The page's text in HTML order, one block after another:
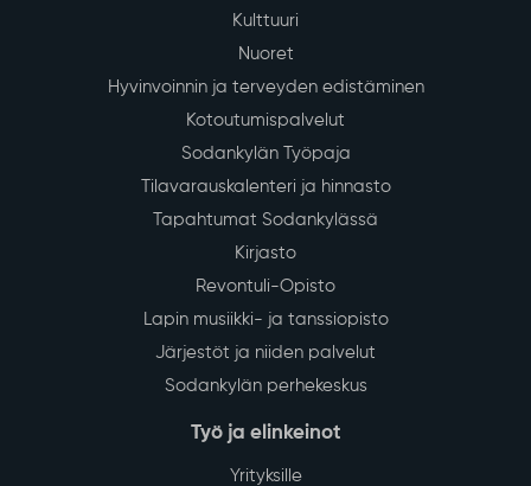
Kulttuuri
Nuoret
Hyvinvoinnin ja terveyden edistäminen
Kotoutumispalvelut
Sodankylän Työpaja
Tilavarauskalenteri ja hinnasto
Tapahtumat Sodankylässä
Kirjasto
Revontuli-Opisto
Lapin musiikki- ja tanssiopisto
Järjestöt ja niiden palvelut
Sodankylän perhekeskus
Työ ja elinkeinot
Yrityksille